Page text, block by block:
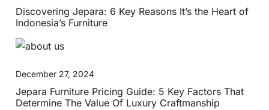
Discovering Jepara: 6 Key Reasons It’s the Heart of
Indonesia’s Furniture
December 27, 2024
Jepara Furniture Pricing Guide: 5 Key Factors That
Determine The Value Of Luxury Craftmanship